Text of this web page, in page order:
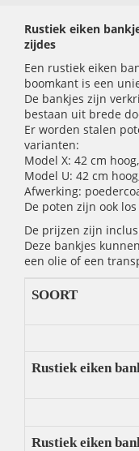
Rustiek eiken
zijdes
Een rustiek eiken
boomkant is een
De bankjes zijn
bestaan uit brede
Er worden stalen
varianten:
Model X: 42 cm
Model U: 42 cm
Afwerking:
De poten zijn ook
De prijzen zijn
Deze bankjes
een olie of een
SOORT
Rustiek eiken
Rustiek eiken